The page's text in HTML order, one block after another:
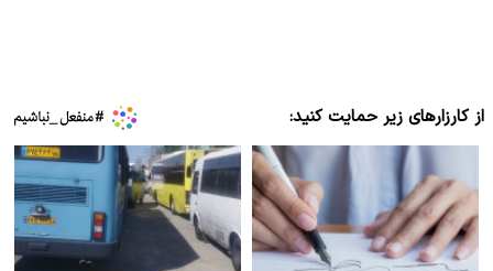
از کارزارهای زیر حمایت کنید: